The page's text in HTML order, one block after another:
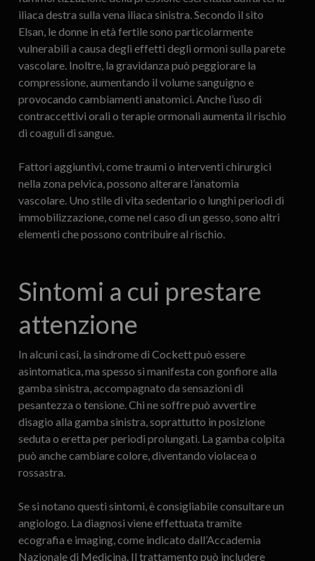
iliaca destra sulla vena iliaca sinistra. Secondo il sito
Elsan, le donne in età fertile sono particolarmente
vulnerabili a causa degli effetti degli ormoni sulla parete
vascolare. Inoltre, la gravidanza può peggiorare la
compressione, aumentando il volume sanguigno e
provocando cambiamenti anatomici. Anche l’uso di
contraccettivi orali o terapie ormonali aumenta il rischio
di coaguli di sangue.
Fattori aggiuntivi, come traumi o interventi chirurgici
nella zona pelvica, possono alterare l’anatomia
vascolare. Uno stile di vita sedentario o lunghi periodi di
immobilizzazione, come nel caso di un gesso, sono altri
elementi che possono contribuire al rischio.
Sintomi a cui prestare
attenzione
In alcuni casi, la sindrome di Cockett può essere
asintomatica, ma spesso si manifesta con gonfiore alla
gamba sinistra, accompagnato da sensazioni di
pesantezza o tensione. Chi ne soffre può avvertire
disagio alla gamba sinistra, soprattutto in posizione
seduta o eretta per periodi prolungati. La gamba colpita
può anche cambiare colore, diventando violacea o
rossastra.
Se si notano questi sintomi, è consigliabile consultare un
angiologo. La diagnosi viene effettuata tramite
ecografia e imaging, come indicato dall’Accademia
Nazionale di Medicina. Il trattamento può includere